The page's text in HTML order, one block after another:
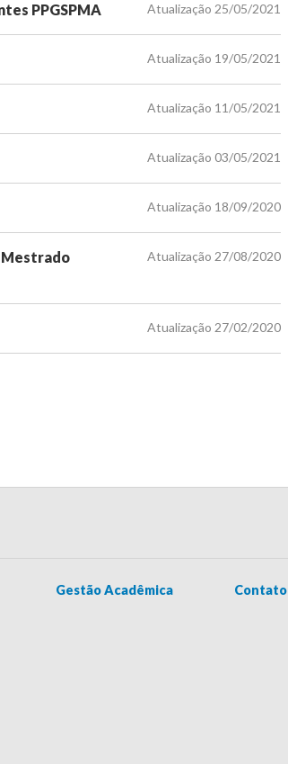
PPGSPMA Atualização 25/05/2021
Atualização 19/05/2021
Atualização 11/05/2021
Atualização 03/05/2021
Atualização 18/09/2020
Mestrado
Atualização 27/08/2020
Atualização 27/02/2020
Gestão Acadêmica Contato